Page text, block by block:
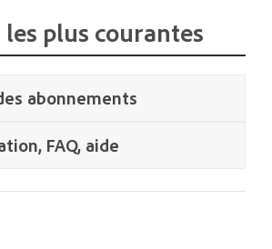
plus courantes
abonnements
FAQ, aide